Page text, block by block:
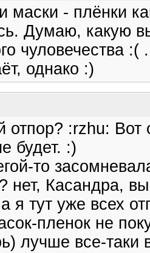
маски - плёнки
Думаю, какую
чуловечества
однако :)
отпор? :rzhu:
будет. :)
то
нет, Касандра,
я тут уже всех
пленок не
лучше все-таки